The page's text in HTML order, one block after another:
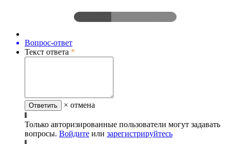
Вопрос-ответ
Текст ответа *
Ответить × отмена
Только авторизированные пользователи могут задавать
вопросы. Войдите или зарегистрируйтесь